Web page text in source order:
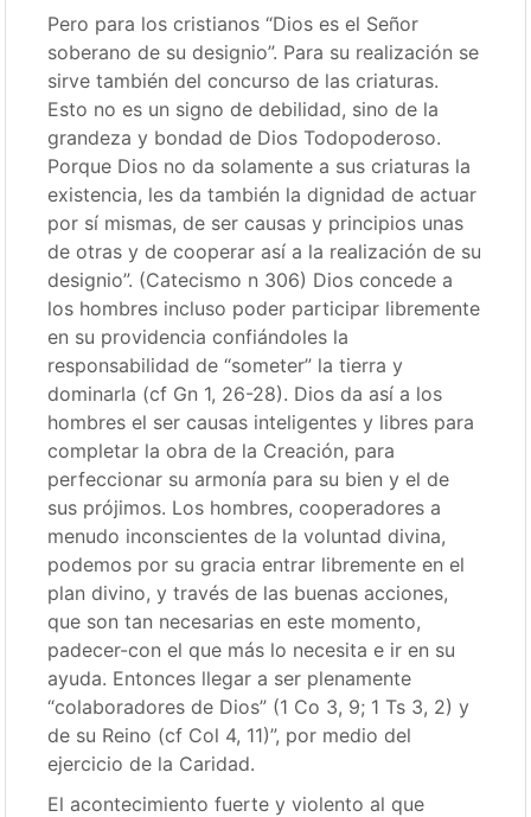
Pero para los cristianos “Dios es el Señor
soberano de su designio”. Para su realización se
sirve también del concurso de las criaturas.
Esto no es un signo de debilidad, sino de la
grandeza y bondad de Dios Todopoderoso.
Porque Dios no da solamente a sus criaturas la
existencia, les da también la dignidad de actuar
por sí mismas, de ser causas y principios unas
de otras y de cooperar así a la realización de su
designio”. (Catecismo n 306) Dios concede a
los hombres incluso poder participar libremente
en su providencia confiándoles la
responsabilidad de “someter” la tierra y
dominarla (cf Gn 1, 26-28). Dios da así a los
hombres el ser causas inteligentes y libres para
completar la obra de la Creación, para
perfeccionar su armonía para su bien y el de
sus prójimos. Los hombres, cooperadores a
menudo inconscientes de la voluntad divina,
podemos por su gracia entrar libremente en el
plan divino, y través de las buenas acciones,
que son tan necesarias en este momento,
padecer-con el que más lo necesita e ir en su
ayuda. Entonces llegar a ser plenamente
“colaboradores de Dios” (1 Co 3, 9; 1 Ts 3, 2) y
de su Reino (cf Col 4, 11)”, por medio del
ejercicio de la Caridad.
El acontecimiento fuerte y violento al que